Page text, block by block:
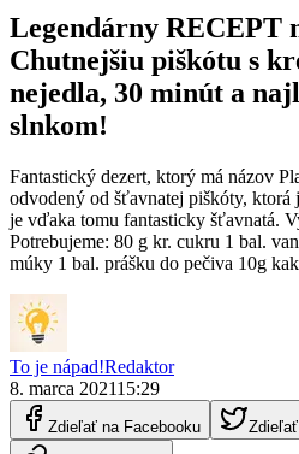
Legendárny RECEPT
Chutnejšiu piškótu s
nejedla, 30 minút a
slnkom!
Fantastický dezert, ktorý má názov
odvodený od šťavnatej piškóty, ktorá
je vďaka tomu fantasticky šťavnatá.
Potrebujeme: 80 g kr. cukru 1 bal.
múky 1 bal. prášku do pečiva 10g
To je nápad!Redaktor
8. marca 202115:29
Zdieľať na Facebooku